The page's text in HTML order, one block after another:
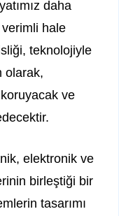
daha
hale
teknolojiyle
olarak,
ve
elektronik ve
birleştiği bir
tasarımı